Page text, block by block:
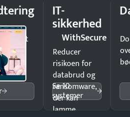
IT-
sikkerhed
WithSecure
Reducer
risikoen for
databrud og
ransomware,
der kan
lamme
Se 10
systemer